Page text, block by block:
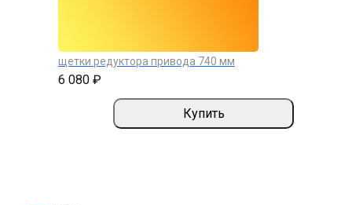
щетки редуктора привода 740 мм
6 080 ₽
Купить